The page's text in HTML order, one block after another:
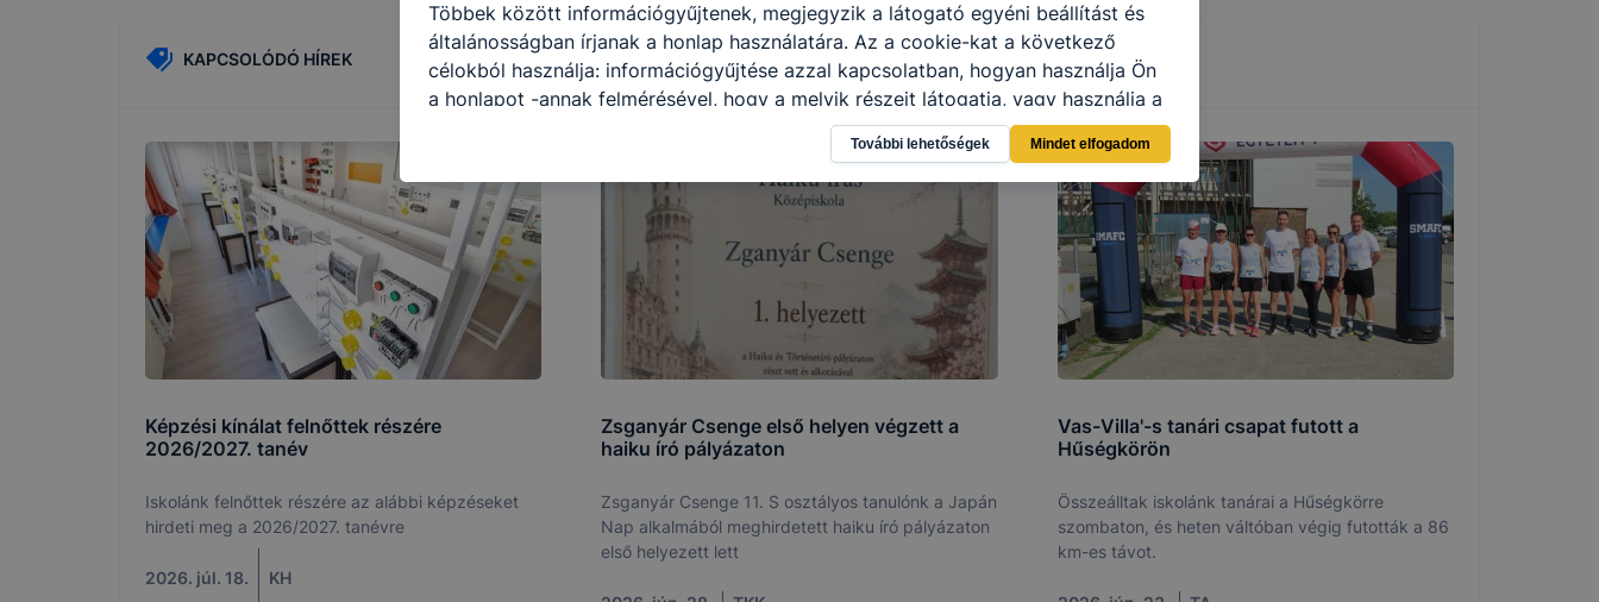
KAPCSOLÓDÓ HÍREK
Képzési kínálat felnőttek részére
2026/2027. tanév
Iskolánk felnőttek részére az alábbi képzéseket
hirdeti meg a 2026/2027. tanévre
2026. júl. 18. KH
Zsganyár Csenge első helyen végzett a
haiku író pályázaton
Zsganyár Csenge 11. S osztályos tanulónk a Japán
Nap alkalmából meghirdetett haiku író pályázaton
első helyezett lett
Vas-Villa'-s tanári csapat futott a
Hűségkörön
Összeálltak iskolánk tanárai a Hűségkörre
szombaton, és heten váltóban végig futották a 86
km-es távot.
Többek között információgyűjtenek, megjegyzik a látogató egyéni beállítást és
általánosságban írjanak a honlap használatára. Az a cookie-kat a következő
célokból használja: információgyűjtése azzal kapcsolatban, hogyan használja Ön
a honlapot -annak felmérésével, hogy a melyik részeit látogatja, vagy használja a
legjobban, így megtudhatjuk, hogyan biztosítjuk Önnek még jobb felhasználói
élményt, ha ismét meglátogatja oldalunkat, honlap fejlesztése.Hogyan
ellenőrizheti és hogyan tudja kikapcsolni a cookie-kat?Minden modern böngésző
engedélyezi a cookie-k beállításának megváltoztatását.
A legtöbb beállításként
elfogadja a cookiekat,
de ezek általában megváltoztatják.tulajdonképpen, mivel
a cookie-k célja honlapunk használhatóságának és folyamatainak megállapítása
vagy lehetséges tétele, a cookie-k alkalmazásának visszaélése vagy törlése által
előfordulhat, hogy felhasználóink ​​nem lehetséges honlapunk használatának
funkcióinak teljes körű kiterjedése, vagy a honlap a tervezettől eltérően fog
működni böngészőjében .
További lehetőségek Mindet elfogadom